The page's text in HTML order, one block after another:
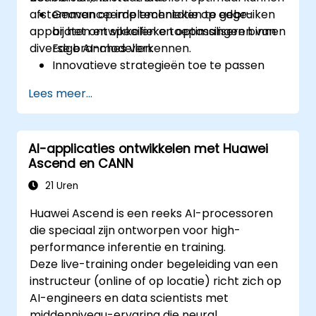
afstemmen op implementatie op edge-
apparaten en specifieke toepassingen binnen
diverse branches verkennen.
Geavanceerde technieken te gebruiken
bij het ontwikkelen en optimaliseren van
Edge AI-modellen.
Innovatieve strategieën toe te passen
op edge-apparaten.
Gespecialiseerde tools en frameworks in
te zetten bij complexe Edge AI-
toepassingen.
De prestaties en efficiëntie van Edge AI-
oplossingen te verbeteren.
opkomende trends binnen Edge AI te
ontdekken.
Complexe ethische en
beveiligingsaspecten bij implementatie
van Edge AI aan te pakken.
Lees meer...
AI-applicaties ontwikkelen met Huawei
Ascend en CANN
21 Uren
Huawei Ascend is een reeks AI-processoren
die speciaal zijn ontworpen voor high-
performance inferentie en training.
Deze live-training onder begeleiding van een
instructeur (online of op locatie) richt zich op
AI-engineers en data scientists met